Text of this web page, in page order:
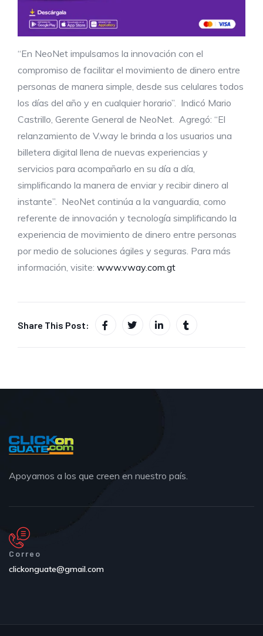
“En NeoNet impulsamos la innovación con el
compromiso de facilitar el movimiento de dinero entre
personas de manera simple, desde sus celulares todos
los días del año y en cualquier horario”. Indicó Mario
Castrillo, Gerente General de NeoNet. Agregó: “El
relanzamiento de V.way le brinda a los usuarios una
billetera digital llena de nuevas experiencias y
servicios para acompañarlo en su día a día,
simplificando la manera de enviar y recibir dinero al
instante”. NeoNet continúa a la vanguardia, como
referente de innovación y tecnología simplificando la
experiencia de movimiento de dinero entre personas
por medio de soluciones ágiles y seguras. Para más
información, visite: www.vway.com.gt
Share This Post:
Apoyamos a los que creen en nuestro país.
Correo
clickonguate@gmail.com